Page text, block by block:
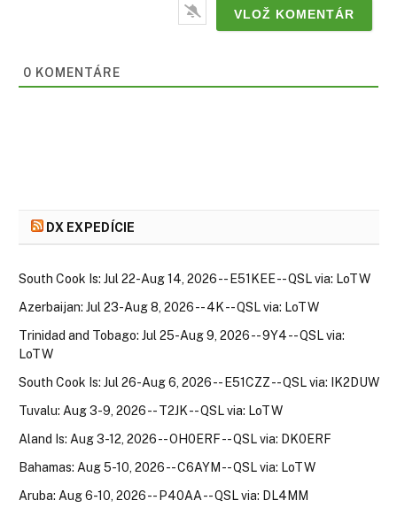
0 KOMENTÁRE
DX EXPEDÍCIE
South Cook Is: Jul 22-Aug 14, 2026 -- E51KEE -- QSL via: LoTW
Azerbaijan: Jul 23-Aug 8, 2026 -- 4K -- QSL via: LoTW
Trinidad and Tobago: Jul 25-Aug 9, 2026 -- 9Y4 -- QSL via:
LoTW
South Cook Is: Jul 26-Aug 6, 2026 -- E51CZZ -- QSL via: IK2DUW
Tuvalu: Aug 3-9, 2026 -- T2JK -- QSL via: LoTW
Aland Is: Aug 3-12, 2026 -- OH0ERF -- QSL via: DK0ERF
Bahamas: Aug 5-10, 2026 -- C6AYM -- QSL via: LoTW
Aruba: Aug 6-10, 2026 -- P40AA -- QSL via: DL4MM